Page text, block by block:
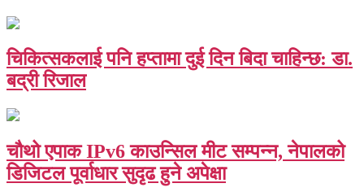
चिकित्सकलाई पनि हप्तामा दुई दिन बिदा चाहिन्छ: डा.
बद्री रिजाल
चौथो एपाक IPv6 काउन्सिल मीट सम्पन्न, नेपालको
डिजिटल पूर्वाधार सुदृढ हुने अपेक्षा